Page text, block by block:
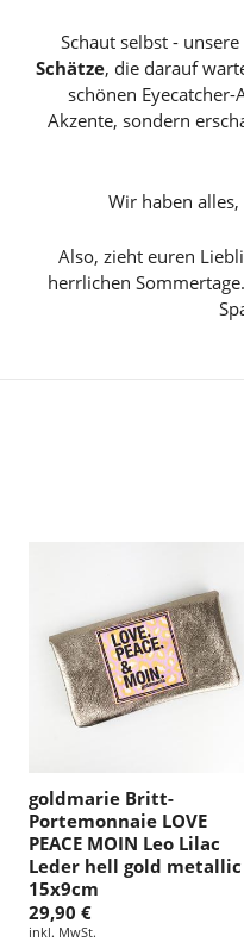
Schaut selbst -
Schätze, die darauf
schönen
Akzente, sondern
Wir haben
Also, zieht euren
herrlichen
goldmarie Britt-
Portemonnaie LOVE
PEACE MOIN Leo Lilac
Leder hell gold metallic
15x9cm
29,90 €
inkl. MwSt.